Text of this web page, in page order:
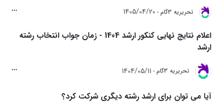
تحريريه 3گام 1405/04/20
اعلام نتایج نهایی کنکور ارشد 1404 - زمان جواب انتخاب رشته
ارشد
تحريريه 3گام 1404/05/11
آیا می توان برای ارشد رشته دیگری شرکت کرد؟